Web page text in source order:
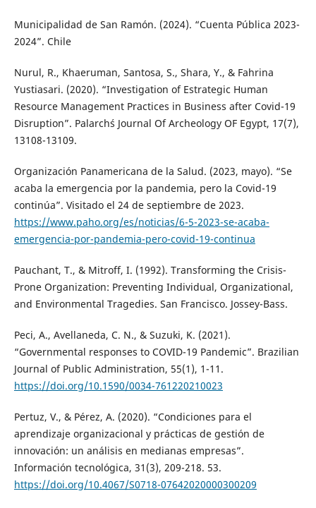
Municipalidad de San Ramón. (2024). “Cuenta Pública 2023-
2024”. Chile
Nurul, R., Khaeruman, Santosa, S., Shara, Y., & Fahrina
Yustiasari. (2020). “Investigation of Estrategic Human
Resource Management Practices in Business after Covid-19
Disruption”. Palarch´s Journal Of Archeology OF Egypt, 17(7),
13108-13109.
Organización Panamericana de la Salud. (2023, mayo). “Se
acaba la emergencia por la pandemia, pero la Covid-19
continúa”. Visitado el 24 de septiembre de 2023.
https://www.paho.org/es/noticias/6-5-2023-se-acaba-
emergencia-por-pandemia-pero-covid-19-continua
Pauchant, T., & Mitroff, I. (1992). Transforming the Crisis-
Prone Organization: Preventing Individual, Organizational,
and Environmental Tragedies. San Francisco. Jossey-Bass.
Peci, A., Avellaneda, C. N., & Suzuki, K. (2021).
“Governmental responses to COVID-19 Pandemic”. Brazilian
Journal of Public Administration, 55(1), 1-11.
https://doi.org/10.1590/0034-761220210023
Pertuz, V., & Pérez, A. (2020). “Condiciones para el
aprendizaje organizacional y prácticas de gestión de
innovación: un análisis en medianas empresas”.
Información tecnológica, 31(3), 209-218. 53.
https://doi.org/10.4067/S0718-07642020000300209